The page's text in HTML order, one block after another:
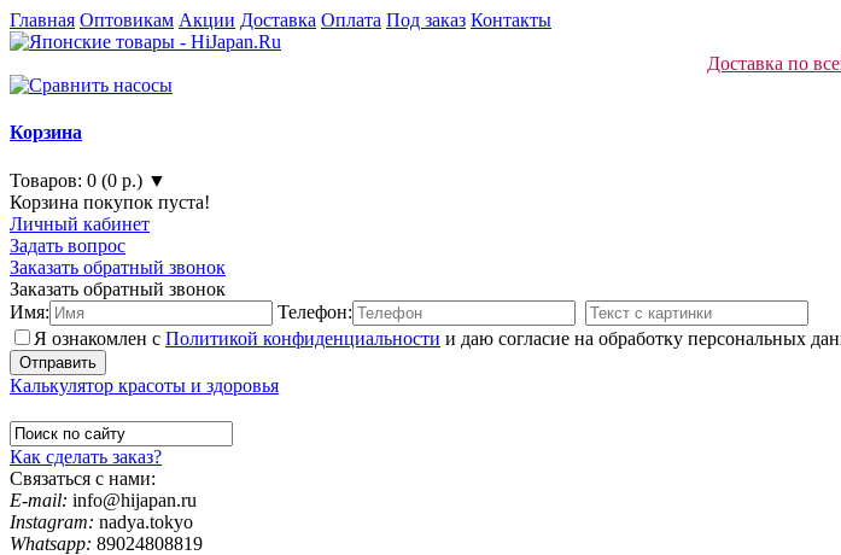
Главная Оптовикам Акции Доставка Оплата Под заказ Контакты
Доставка по
Корзина
Товаров: 0 (0 р.) ▼
Корзина покупок пуста!
Личный кабинет
Задать вопрос
Заказать обратный звонок
Заказать обратный звонок
Имя:
Телефон:
Я ознакомлен с Политикой конфиденциальности и даю согласие на обработку персональных
Калькулятор красоты и здоровья
Как сделать заказ?
Связаться с нами:
E-mail: info@hijapan.ru
Instagram: nadya.tokyo
Whatsapp: 89024808819